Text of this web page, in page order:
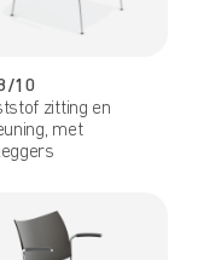
10
zitting en
met